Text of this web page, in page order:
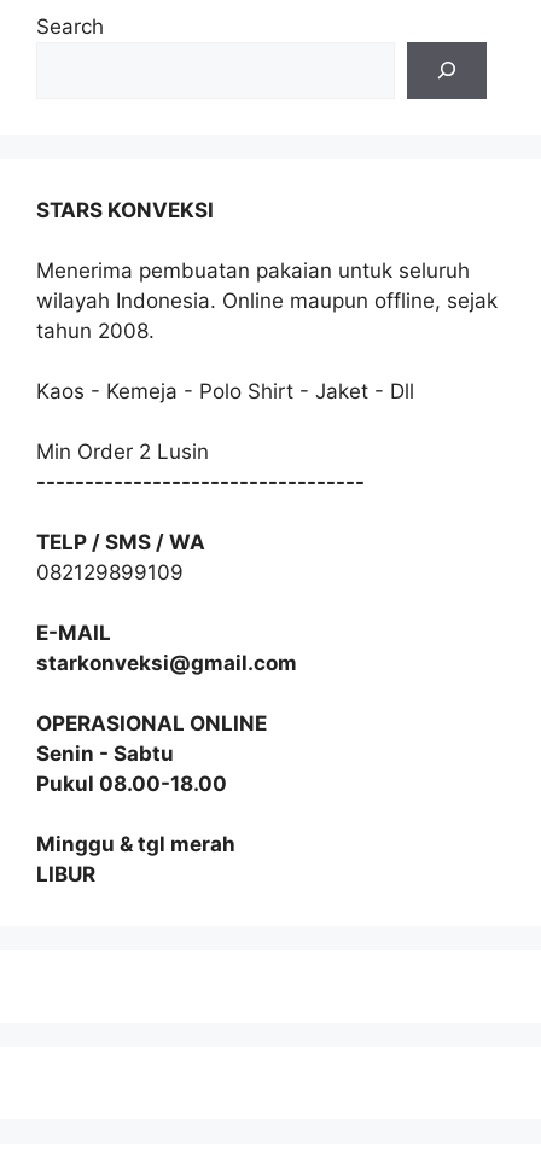
Search
STARS KONVEKSI
Menerima pembuatan pakaian untuk seluruh
wilayah Indonesia. Online maupun offline, sejak
tahun 2008.
Kaos - Kemeja - Polo Shirt - Jaket - Dll
Min Order 2 Lusin
----------------------------------
TELP / SMS / WA
082129899109
E-MAIL
starkonveksi@gmail.com
OPERASIONAL ONLINE
Senin - Sabtu
Pukul 08.00-18.00
Minggu & tgl merah
LIBUR